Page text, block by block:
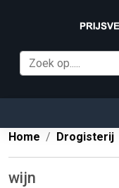
Home
Drogisterij
wijn